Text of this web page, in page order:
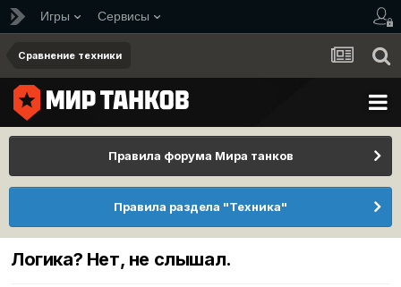
Игры Сервисы
Сравнение техники
Правила форума Мира танков
Правила раздела "Техника"
Логика? Нет, не слышал.